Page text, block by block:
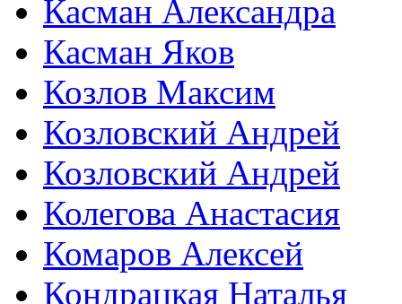
Касман Александра
Касман Яков
Козлов Максим
Козловский Андрей
Козловский Андрей
Колегова Анастасия
Комаров Алексей
Кондрацкая Наталья